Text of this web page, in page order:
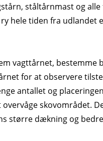
ståltårnmast og
hele tiden fra udlandet
vagttårnet, bestemme
for at observere
antallet og
skovområdet.
større dækning og